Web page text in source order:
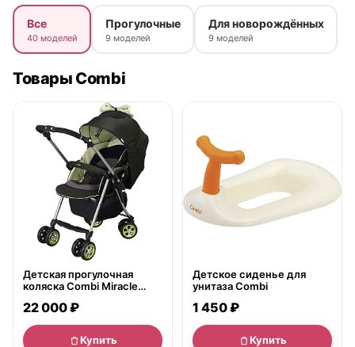
Все
40 моделей
Прогулочные
9 моделей
Для новорождённых
9 моделей
Товары Combi
Детская прогулочная
коляска Combi Miracle
22 000 ₽
Купить
Детское сиденье для
унитаза Combi
1 450 ₽
Купить